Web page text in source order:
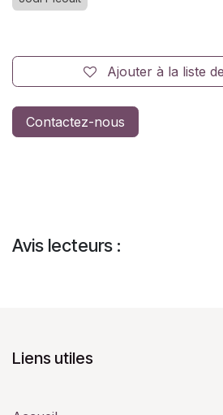
Ajouter à la liste
Contactez-nous
Avis lecteurs :
Liens utiles